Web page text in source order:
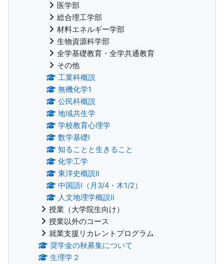
医学部
総合理工学部
材料エネルギー学部
生物資源科学部
全学基礎教育・全学共通教育
その他
工業科概説
無機化学1
公民科概説
地域共生学
学校教育心理学
数学基礎Ⅰ
知ることと生きること
化学工学
東洋史概説Ⅱ
中国語Ⅰ（月3/4・木1/2）
人文地理学概説Ⅱ
授業（大学院生向け）
授業以外のコース
就業支援リカレントプログラム
奨学金の秋募集について
生理学２